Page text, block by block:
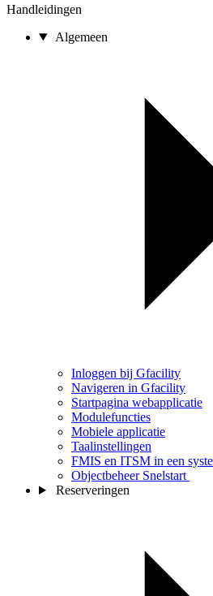
Handleidingen
Algemeen
Inloggen bij Gfacility
Navigeren in Gfacility
Startpagina webapplicatie
Modulefuncties
Mobiele applicatie
Taalinstellingen
FMIS en ITSM in een
Objectbeheer Snelstart
Reserveringen